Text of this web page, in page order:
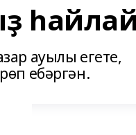
ауылы егете,
ебәргән.